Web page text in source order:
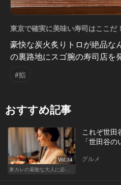
東京で確実に美味い寿司はここだ
豪快な炭火炙りトロが絶品な
の裏路地にスゴ腕の寿司店を
#鮨
おすすめ記事
Vol.34
東カレの素敵な大人に必要なこと
これぞ世田
「世田谷
グルメ